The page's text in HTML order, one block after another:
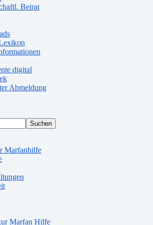
Beirat
digital
Abmeldung
Suchen
Marfanhilfe
Marfan Hilfe